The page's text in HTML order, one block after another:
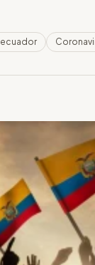
ecuador